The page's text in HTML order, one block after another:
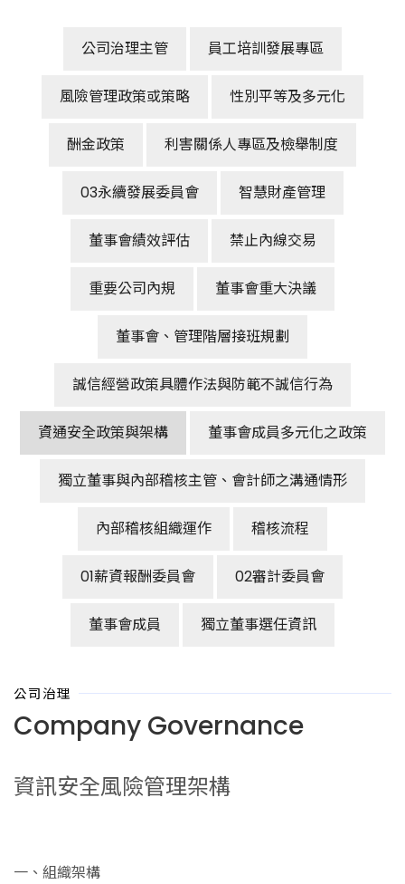
公司治理主管 員工培訓發展專區
風險管理政策或策略 性別平等及多元化
酬金政策 利害關係人專區及檢舉制度
03永續發展委員會 智慧財產管理
董事會績效評估 禁止內線交易
重要公司內規 董事會重大決議
董事會、管理階層接班規劃
誠信經營政策具體作法與防範不誠信行為
資通安全政策與架構 董事會成員多元化之政策
獨立董事與內部稽核主管、會計師之溝通情形
內部稽核組織運作 稽核流程
01薪資報酬委員會 02審計委員會
董事會成員 獨立董事選任資訊
公司治理
Company Governance
資訊安全風險管理架構
一、組織架構